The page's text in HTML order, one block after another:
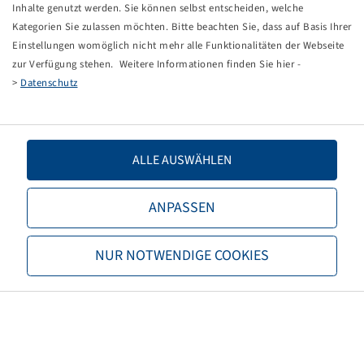
Inhalte genutzt werden. Sie können selbst entscheiden, welche
Kategorien Sie zulassen möchten. Bitte beachten Sie, dass auf Basis Ihrer
Einstellungen womöglich nicht mehr alle Funktionalitäten der Webseite
zur Verfügung stehen. Weitere Informationen finden Sie hier -
> Datenschutz
ALLE AUSWÄHLEN
ANPASSEN
NUR NOTWENDIGE COOKIES
Wir helfen Ihnen gerne persönlich dabei weiter, das passende
Produkt zu finden.
Zur Kontaktseite
Kontaktieren Sie Ihren Fachberater über unser
Bohnenkamp
Verantwortung
Stellenangebote
Informationen